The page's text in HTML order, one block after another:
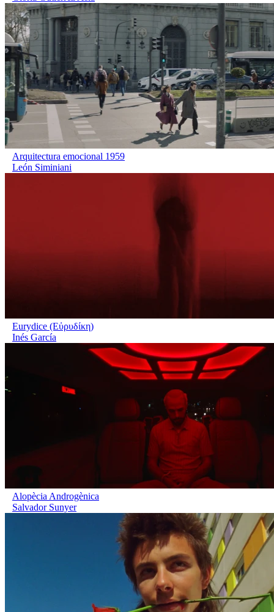
Arquitectura emocional 1959
León Siminiani
Eurydice (Εὐρυδίκη)
Inés García
Alopècia Androgènica
Salvador Sunyer